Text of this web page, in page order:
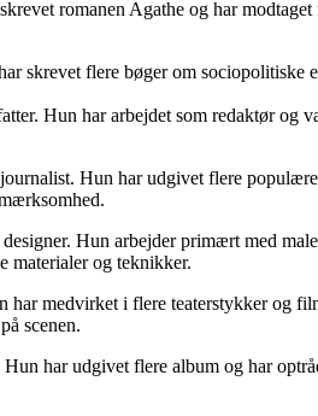
romanen Agathe og har
skrevet flere bøger om
Hun har arbejdet som redaktør
Hun har udgivet flere
Hun arbejder primært med
materialer og teknikker.
medvirket i flere teaterstykker og
scenen.
har udgivet flere album og har